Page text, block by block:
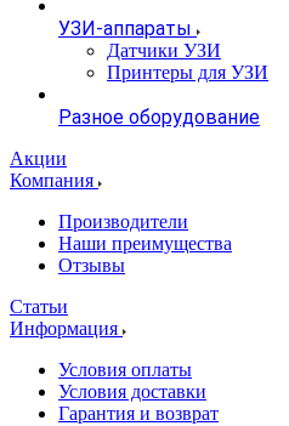
УЗИ-аппараты
Датчики УЗИ
Принтеры для УЗИ
Разное оборудование
Акции
Компания
Производители
Наши преимущества
Отзывы
Статьи
Информация
Условия оплаты
Условия доставки
Гарантия и возврат